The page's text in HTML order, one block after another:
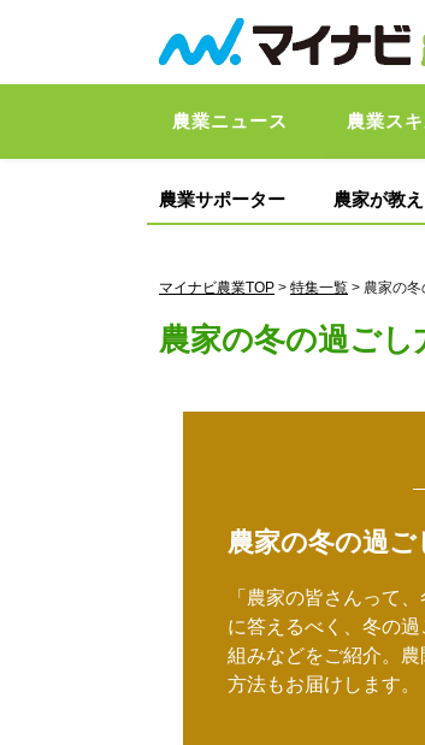
農業ニュース 農業ス
農業サポーター 農家が教
マイナビ農業TOP > 特集一覧 > 農家の
農家の冬の過ごし
農家の冬の過ご
「農家の皆さんって
に答えるべく、冬の
組みなどをご紹介。
方法もお届けします。